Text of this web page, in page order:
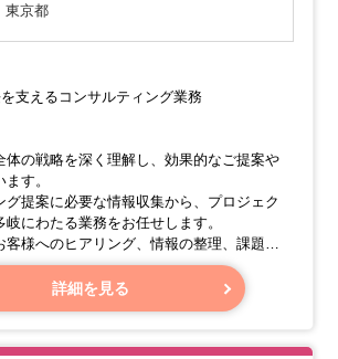
東京都
支えるコンサルティング業務
体の戦略を深く理解し、効果的なご提案や
す。
グ提案に必要な情報収集から、プロジェク
岐にわたる業務をお任せします。
客様へのヒアリング、情報の整理、課題の
課題を解決するための有効な施策のご提
定などです。
ルティングサービスを通じて、お客様の経
事では、BPR（ビジネスプロセス・リエン
詳細を見る